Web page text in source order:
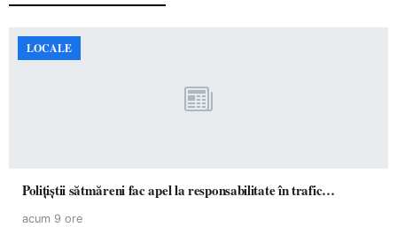
LOCALE
Polițiștii sătmăreni fac apel la responsabilitate în trafic…
acum 9 ore